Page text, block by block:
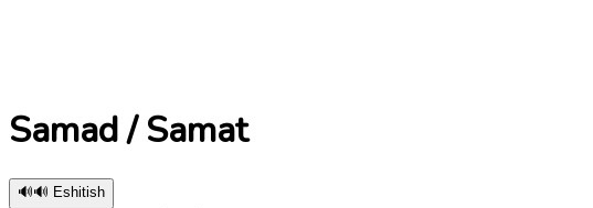
Samad / Samat
🔊🔊 Eshitish